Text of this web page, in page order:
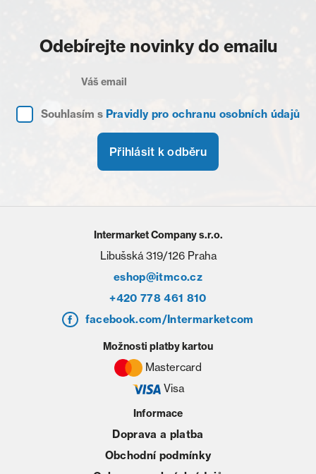
Odebírejte novinky do emailu
Souhlasím s Pravidly pro ochranu osobních údajů
Přihlásit k odběru
Intermarket Company s.r.o.
Libušská 319/126 Praha
eshop@itmco.cz
+420 778 461 810
facebook.com/Intermarketcom
Informace
Doprava a platba
Obchodní podmínky
Možnosti platby kartou
Mastercard
Visa